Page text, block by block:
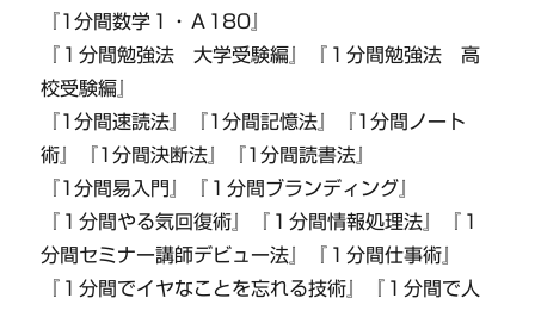
『1分間数学１・Ａ180』
『１分間勉強法 大学受験編』『１分間勉強法 高
校受験編』
『1分間速読法』『1分間記憶法』『1分間ノート
術』『1分間決断法』『1分間読書法』
『1分間易入門』『１分間ブランディング』
『１分間やる気回復術』『１分間情報処理法』『１
分間セミナー講師デビュー法』『１分間仕事術』
『１分間でイヤなことを忘れる技術』『１分間で人